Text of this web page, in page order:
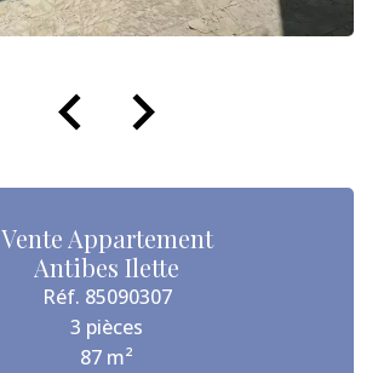
Vente Appartement
Antibes Ilette
Réf. 85090307
3 pièces
87 m²